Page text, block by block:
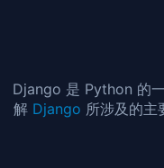
Django 是 Python 的
解 Django 所涉及的主